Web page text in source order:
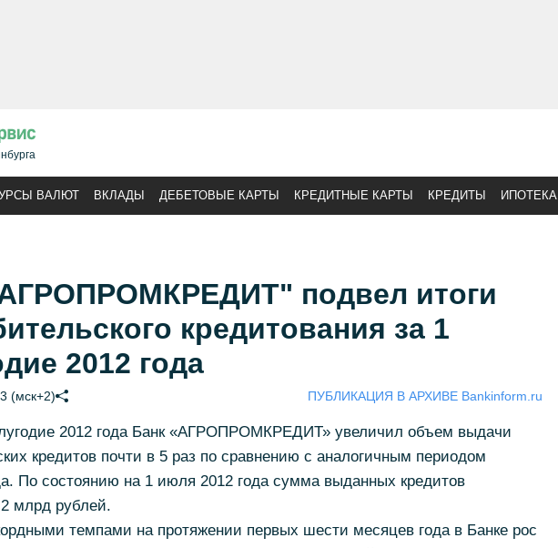
ВАЛЮТ ВКЛАДЫ ДЕБЕТОВЫЕ КАРТЫ КРЕДИТНЫЕ КАРТЫ КРЕДИТЫ ИПОТЕКА
подвел итоги
кредитования за 1
2012 года
(мск+2) ПУБЛИКАЦИЯ В АРХИВЕ Bankinform.ru
2012 года Банк «АГРОПРОМКРЕДИТ» увеличил объем выдачи
кредитов почти в 5 раз по сравнению с аналогичным периодом
По состоянию на 1 июля 2012 года сумма выданных кредитов
млрд рублей.
темпами на протяжении первых шести месяцев года в Банке рос